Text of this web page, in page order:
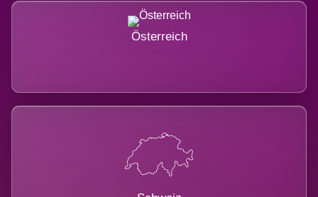
Österreich